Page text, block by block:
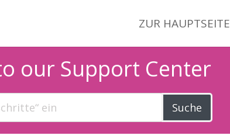
ZUR HAUPTSEITE
our Support Center
Suche